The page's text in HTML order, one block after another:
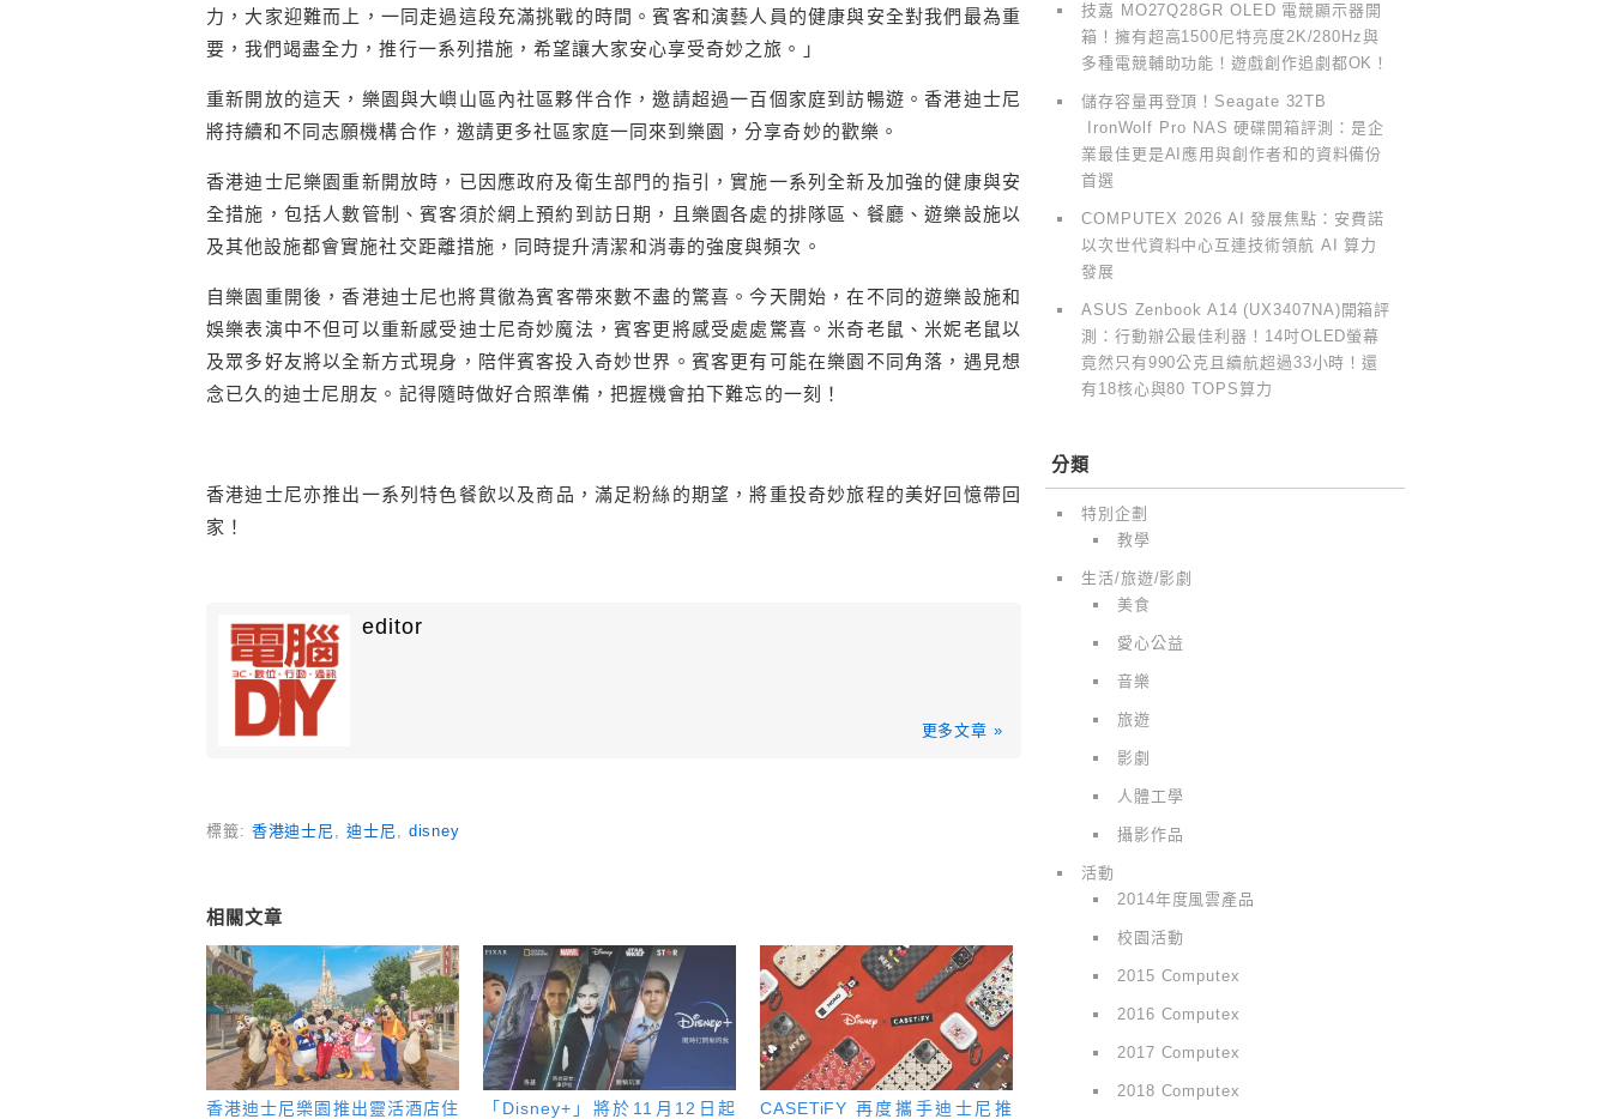
力，大家迎難而上，一同走過這段充滿挑戰的時間。賓客和演藝人員的健康與安全對我們最為重
要，我們竭盡全力，推行一系列措施，希望讓大家安心享受奇妙之旅。」
重新開放的這天，樂園與大嶼山區內社區夥伴合作，邀請超過一百個家庭到訪暢遊。香港迪士尼
將持續和不同志願機構合作，邀請更多社區家庭一同來到樂園，分享奇妙的歡樂。
香港迪士尼樂園重新開放時，已因應政府及衛生部門的指引，實施一系列全新及加強的健康與安
全措施，包括人數管制、賓客須於網上預約到訪日期，且樂園各處的排隊區、餐廳、遊樂設施以
及其他設施都會實施社交距離措施，同時提升清潔和消毒的強度與頻次。
自樂園重開後，香港迪士尼也將貫徹為賓客帶來數不盡的驚喜。今天開始，在不同的遊樂設施和
娛樂表演中不但可以重新感受迪士尼奇妙魔法 ，賓客更將感受處處驚喜 。米奇老鼠 、米妮老鼠以
及眾多好友將以全新方式現身， 陪伴賓客投 入 奇妙世界 。賓客更有可能在樂園 不同 角落 ， 遇見想
念已久的迪士尼朋友 。 記得隨時做好合照準備，把握機會拍下難忘 的一刻！
香港迪士尼亦推出一系列特色餐飲以及商品， 滿足粉絲的期望，將重投奇妙旅程的美好回憶帶回
家 ！
editor
更多文章 »
標籤: 香港迪士尼,迪士尼, disney
相關文章
香港迪士尼樂園推出靈活酒店住
「Disney+」將於11月12日起
CASETiFY 再度攜手迪士尼推
技嘉 MO27Q28GR OLED 電競顯示器開
箱！擁有超高1500尼特亮度2K/280Hz與
多種電競輔助功能！遊戲創作追劇都OK！
儲存容量再登頂！Seagate 32TB
IronWolf Pro NAS 硬碟開箱評測：是企
業最佳更是AI應用與創作者和的資料備份
首選
COMPUTEX 2026 AI 發展焦點：安費諾
以次世代資料中心互連技術領航 AI 算力
發展
ASUS Zenbook A14 (UX3407NA)開箱評
測：行動辦公最佳利器！14吋OLED螢幕
竟然只有990公克且續航超過33小時！還
有18核心與80 TOPS算力
分類
特別企劃
教學
生活/旅遊/影劇
美食
愛心公益
音樂
旅遊
影劇
人體工學
攝影作品
活動
2014年度風雲產品
校園活動
2015 Computex
2016 Computex
2017 Computex
2018 Computex